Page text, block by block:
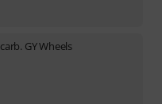
GY Wheels